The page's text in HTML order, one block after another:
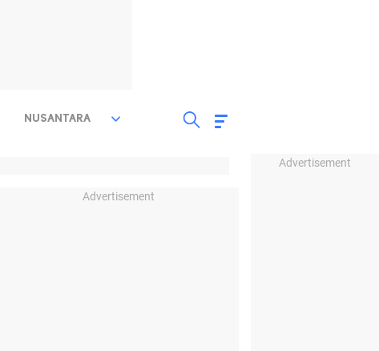
Advertisement
NUSANTARA
Advertisement